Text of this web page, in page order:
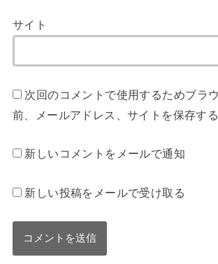
サイト
次回のコメントで使用するためブラ
前、メールアドレス、サイトを保存する
新しいコメントをメールで通知
新しい投稿をメールで受け取る